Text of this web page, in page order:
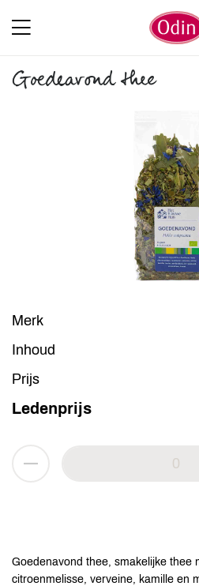
Goedeavond thee
Merk
Inhoud
Prijs
Ledenprijs
Goedenavond thee, smakelijke thee
citroenmelisse, verveine, kamille en